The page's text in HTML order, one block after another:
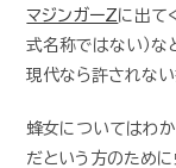
マジンガーZに出て
式名称ではない）な
現代なら許されない
蜂女についてはわ
だという方のために